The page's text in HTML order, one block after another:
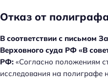
Отказ от
В соответствии с письмом
Верховного суда РФ «В
РФ: «Согласно положениям
исследования на полиграфе
т
: